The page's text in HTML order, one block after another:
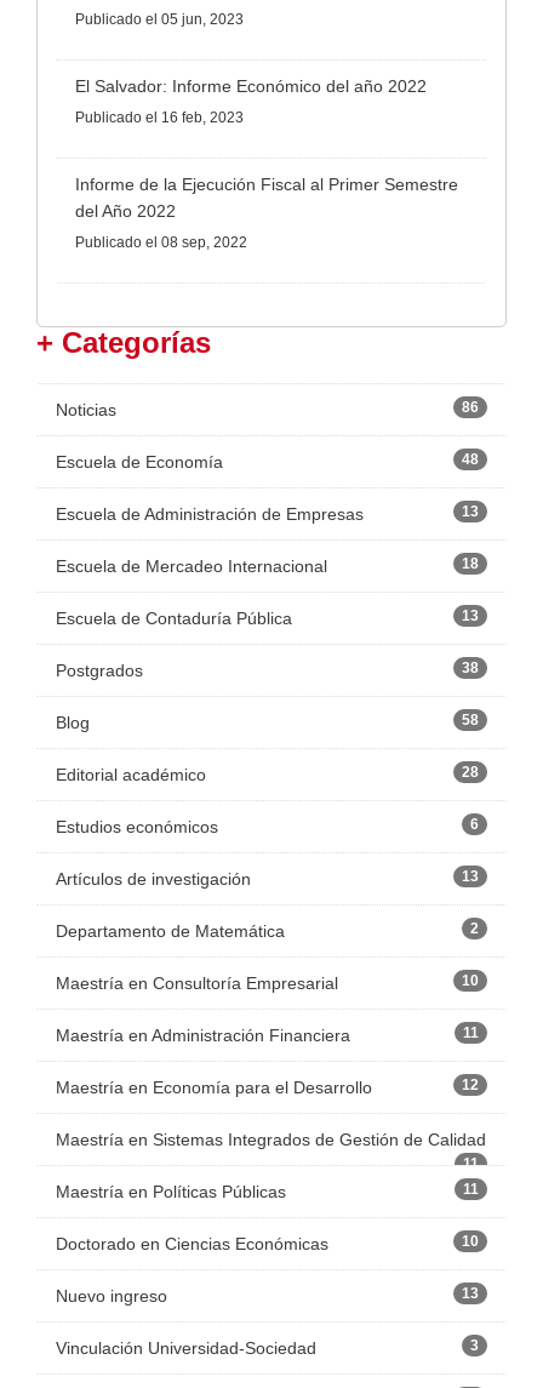
Publicado el 05 jun, 2023
El Salvador: Informe Económico del año 2022
Publicado el 16 feb, 2023
Informe de la Ejecución Fiscal al Primer Semestre
del Año 2022
Publicado el 08 sep, 2022
+ Categorías
Noticias 86
Escuela de Economía 48
Escuela de Administración de Empresas 13
Escuela de Mercadeo Internacional 18
Escuela de Contaduría Pública 13
Postgrados 38
Blog 58
Editorial académico 28
Estudios económicos 6
Artículos de investigación 13
Departamento de Matemática 2
Maestría en Consultoría Empresarial 10
Maestría en Administración Financiera 11
Maestría en Economía para el Desarrollo 12
Maestría en Sistemas Integrados de Gestión de Calidad
11
Maestría en Políticas Públicas 11
Doctorado en Ciencias Económicas 10
Nuevo ingreso 13
Vinculación Universidad-Sociedad 3